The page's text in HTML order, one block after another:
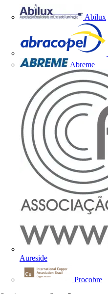
Abilux
Abreme
Aureside
Procobre